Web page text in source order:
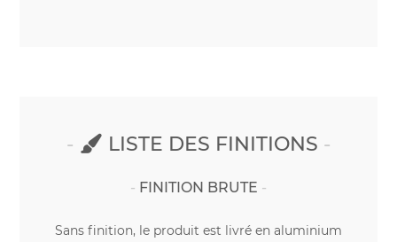
LISTE DES FINITIONS
FINITION BRUTE
Sans finition, le produit est livré en aluminium